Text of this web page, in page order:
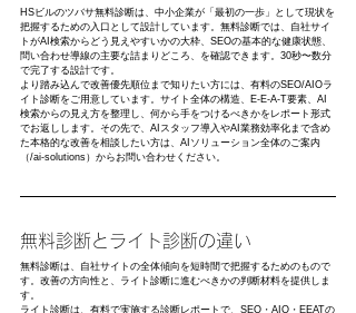
HSビルのツバサ無料診断は、中小企業が「最初の一歩」として現状を
把握するための入口として設計しています。無料診断では、自社サイ
トがAI検索からどう見えやすいかの大枠、SEOの基本的な健康状態、
問い合わせ導線の主要な詰まりどころ、を確認できます。30秒〜数分
で完了する設計です。
より踏み込んで改善優先順位まで知りたい方には、有料のSEO/AIOラ
イト診断をご用意しています。サイト全体の構造、E-E-A-T要素、AI
検索からの見え方を整理し、何から手をつけるべきかをレポート形式
でお返しします。その先で、AIスタッフ導入やAI業務効率化まで含め
た本格的な改善を相談したい方は、AIソリューション全体のご案内
（/ai-solutions）からお問い合わせください。
無料診断とライト診断の違い
無料診断は、自社サイトの全体傾向を短時間で把握するためのもので
す。改善の方向性と、ライト診断に進むべきかの判断材料を提供しま
す。
ライト診断は、有料で実施する診断レポートで、SEO・AIO・EEATの